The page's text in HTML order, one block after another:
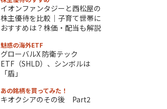
イオンファンタジーと西松屋の
株主優待を比較｜子育て世帯に
おすすめは？株価・配当も解説
魅惑の海外ETF
グローバルX 防衛テック
ETF（SHLD）、シンボルは
「盾」
あの銘柄を買ってみた！
キオクシアのその後 Part2